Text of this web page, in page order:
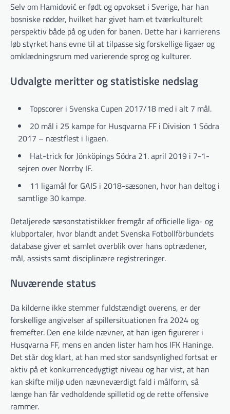
Selv om Hamidović er født og opvokset i Sverige, har han
bosniske rødder, hvilket har givet ham et tværkulturelt
perspektiv både på og uden for banen. Dette har i karrierens
løb styrket hans evne til at tilpasse sig forskellige ligaer og
omklædningsrum med varierende sprog og kulturer.
Udvalgte meritter og statistiske nedslag
Topscorer i Svenska Cupen 2017/18 med i alt 7 mål.
20 mål i 25 kampe for Husqvarna FF i Division 1 Södra
2017 – næstflest i ligaen.
Hat-trick for Jönköpings Södra 21. april 2019 i 7-1-
sejren over Norrby IF.
11 ligamål for GAIS i 2018-sæsonen, hvor han deltog i
samtlige 30 kampe.
Detaljerede sæsonstatistikker fremgår af officielle liga- og
klubportaler, hvor blandt andet Svenska Fotbollförbundets
database giver et samlet overblik over hans optrædener,
mål, assists samt disciplinære registreringer.
Nuværende status
Da kilderne ikke stemmer fuldstændigt overens, er der
forskellige angivelser af spillersituationen fra 2024 og
fremefter. Den ene kilde nævner, at han igen figurerer i
Husqvarna FF, mens en anden lister ham hos IFK Haninge.
Det står dog klart, at han med stor sandsynlighed fortsat er
aktiv på et konkurrencedygtigt niveau og har vist, at han
kan skifte miljø uden nævneværdigt fald i målform, så
længe han får vedholdende spilletid og de rette offensive
rammer.